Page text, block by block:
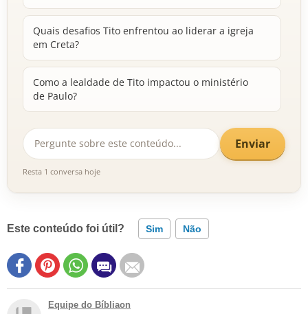
Quais desafios Tito enfrentou ao liderar a igreja
em Creta?
Como a lealdade de Tito impactou o ministério
de Paulo?
Enviar
Resta 1 conversa hoje
Este conteúdo foi útil? Sim Não
Equipe do Bíbliaon